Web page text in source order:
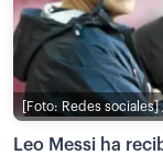
[Foto: Redes
Leo Messi ha